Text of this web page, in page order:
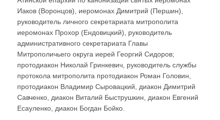
Иаков (Воронцов), иеромонах Димитрий (Першин),
руководитель личного секретариата митрополита
иеромонах Прохор (Ендовицкий), руководитель
административного секретариата Главы
Митрополичьего округа иерей Георгий Сидоров;
протодиакон Николай Гринкевич, руководитель службы
протокола митрополита протодиакон Роман Головин,
протодиакон Владимир Сыровацкий, диакон Димитрий
Савченко, диакон Виталий Быструшкин, диакон Евгений
Есауленко, диакон Богдан Бойко.